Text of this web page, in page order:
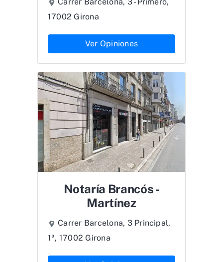
17002 Girona
Ver Opiniones
Notaría Brancós -
Martínez
Carrer Barcelona, 3 Principal,
1ª, 17002 Girona